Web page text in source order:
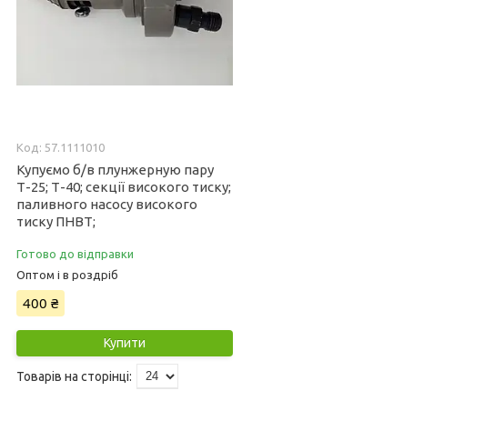
57.1111010
Купуємо б/в плунжерную пару
Т-25; Т-40; секції високого тиску;
паливного насосу високого
тиску ПНВТ;
Готово до відправки
Оптом і в роздріб
400 ₴
Купити